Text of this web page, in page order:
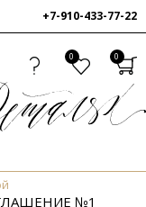
+7-910-433-77-22
0 0
№1